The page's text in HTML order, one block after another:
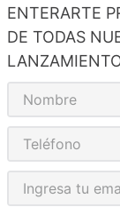
ENTERARTE
DE TODAS